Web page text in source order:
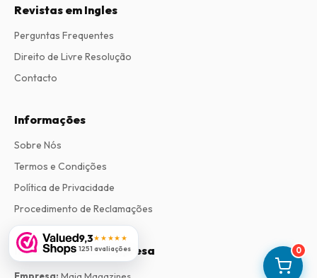
0
9,3★★★★★
1251 avaliações
Revistas em Ingles
Perguntas Frequentes
Direito de Livre Resolução
Contacto
Informações
Sobre Nós
Termos e Condições
Política de Privacidade
Procedimento de Reclamações
Informações da empresa
Empresa: Maja Magazines